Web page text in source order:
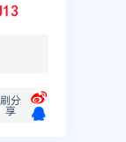
刷分
享